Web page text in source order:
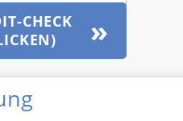
CHECK